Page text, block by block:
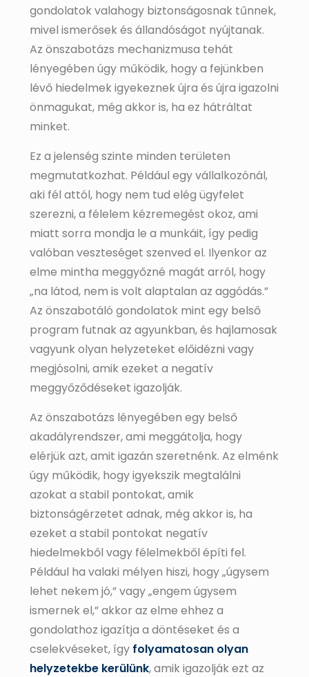
gondolatok valahogy biztonságosnak tűnnek,
mivel ismerősek és állandóságot nyújtanak.
Az önszabotázs mechanizmusa tehát
lényegében úgy működik, hogy a fejünkben
lévő hiedelmek igyekeznek újra és újra igazolni
önmagukat, még akkor is, ha ez hátráltat
minket.
Ez a jelenség szinte minden területen
megmutatkozhat. Például egy vállalkozónál,
aki fél attól, hogy nem tud elég ügyfelet
szerezni, a félelem kézremegést okoz, ami
miatt sorra mondja le a munkáit, így pedig
valóban veszteséget szenved el. Ilyenkor az
elme mintha meggyőzné magát arról, hogy
„na látod, nem is volt alaptalan az aggódás.”
Az önszabotáló gondolatok mint egy belső
program futnak az agyunkban, és hajlamosak
vagyunk olyan helyzeteket előidézni vagy
megjósolni, amik ezeket a negatív
meggyőződéseket igazolják.
Az önszabotázs lényegében egy belső
akadályrendszer, ami meggátolja, hogy
elérjük azt, amit igazán szeretnénk. Az elménk
úgy működik, hogy igyekszik megtalálni
azokat a stabil pontokat, amik
biztonságérzetet adnak, még akkor is, ha
ezeket a stabil pontokat negatív
hiedelmekből vagy félelmekből építi fel.
Például ha valaki mélyen hiszi, hogy „úgysem
lehet nekem jó,” vagy „engem úgysem
ismernek el,” akkor az elme ehhez a
gondolathoz igazítja a döntéseket és a
cselekvéseket, így folyamatosan olyan
helyzetekbe kerülünk, amik igazolják ezt az